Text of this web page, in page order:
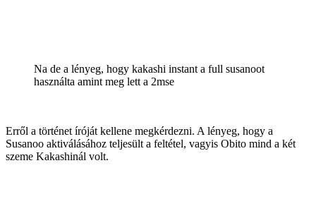
Na de a lényeg, hogy kakashi instant a full susanoot
használta amint meg lett a 2mse
Erről a történet íróját kellene megkérdezni. A lényeg, hogy a
Susanoo aktiválásához teljesült a feltétel, vagyis Obito mind a két
szeme Kakashinál volt.